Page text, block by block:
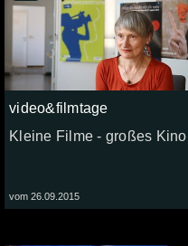
video&filmtage
Kleine Filme - großes Kino
vom 26.09.2015